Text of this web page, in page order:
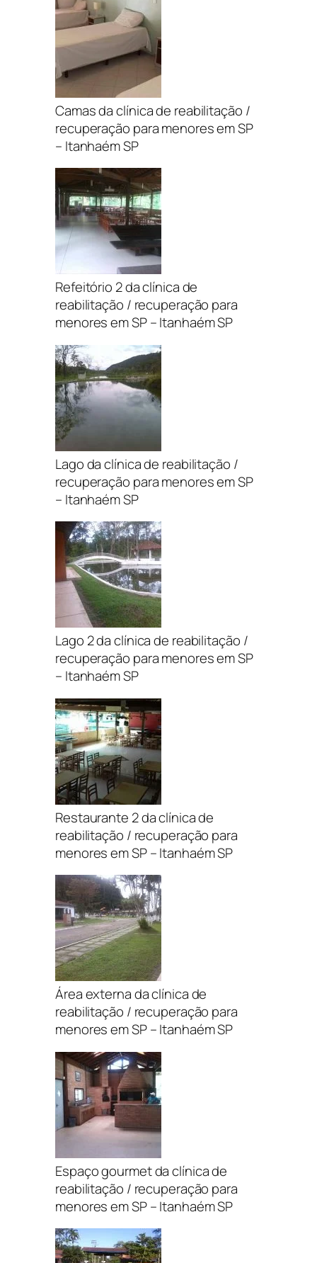
Camas da clínica de reabilitação /
recuperação para menores em SP
– Itanhaém SP
Refeitório 2 da clínica de
reabilitação / recuperação para
menores em SP – Itanhaém SP
Lago da clínica de reabilitação /
recuperação para menores em SP
– Itanhaém SP
Lago 2 da clínica de reabilitação /
recuperação para menores em SP
– Itanhaém SP
Restaurante 2 da clínica de
reabilitação / recuperação para
menores em SP – Itanhaém SP
Área externa da clínica de
reabilitação / recuperação para
menores em SP – Itanhaém SP
Espaço gourmet da clínica de
reabilitação / recuperação para
menores em SP – Itanhaém SP